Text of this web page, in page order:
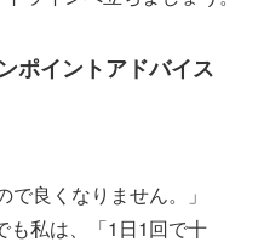
ポイントアドバイス
良くなりません。」
も私は、「1日1回で十